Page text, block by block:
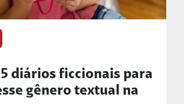
5 diários ficcionais para
gênero textual na